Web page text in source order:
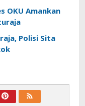
OKU Amankan
Polisi Sita